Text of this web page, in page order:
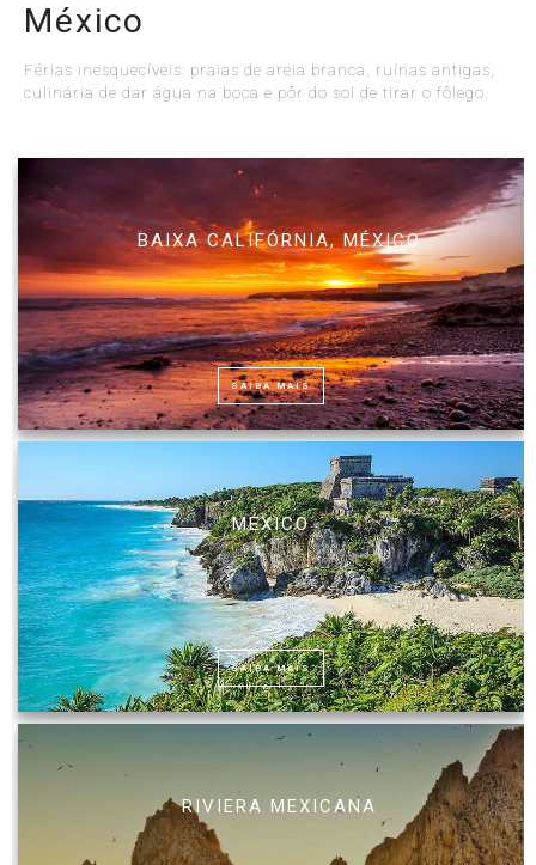
México
Férias inesquecíveis: praias de areia branca, ruínas antigas,
culinária de dar água na boca e pôr do sol de tirar o fôlego.
BAIXA CALIFÓRNIA, MÉXICO
SAIBA MAIS
MÉXICO
SAIBA MAIS
RIVIERA MEXICANA